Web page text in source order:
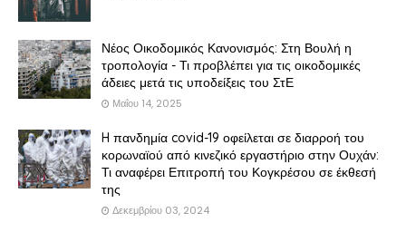
Νέος Οικοδομικός Κανονισμός: Στη Βουλή η
τροπολογία - Τι προβλέπει για τις οικοδομικές
άδειες μετά τις υποδείξεις του ΣτΕ
Μαΐου 14, 2025
H πανδημία covid-19 οφείλεται σε διαρροή του
κορωναϊού από κινεζικό εργαστήριο στην Ουχάν:
Τι αναφέρει Επιτροπή του Κογκρέσου σε έκθεσή
της
Δεκεμβρίου 03, 2024